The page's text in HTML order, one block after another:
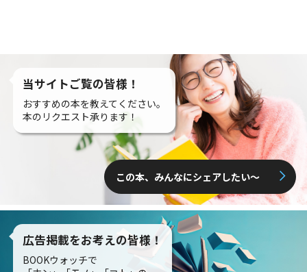
当サイトご覧の皆様！
おすすめの本を教えてください。
本のリクエスト承ります！
この本、みんなにシェアしたい〜
広告掲載をお考えの皆様！
BOOKウォッチで